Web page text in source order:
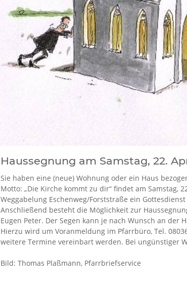
Haussegnung am Samstag, 22.
Sie haben eine (neue) Wohnung oder ein Haus
Motto: „Die Kirche kommt zu dir“ findet am Samstag,
Weggabelung Eschenweg/Forststraße ein
Anschließend besteht die Möglichkeit zur
Eugen Peter. Der Segen kann je nach Wunsch an der
Hierzu wird um Voranmeldung im Pfarrbüro, Tel.
weitere Termine vereinbart werden. Bei ungünstiger
Bild: Thomas Plaßmann, Pfarrbriefservice